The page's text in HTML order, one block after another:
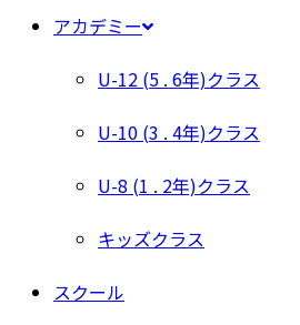
アカデミー
U-12 (5 . 6年)クラス
U-10 (3 . 4年)クラス
U-8 (1 . 2年)クラス
キッズクラス
スクール